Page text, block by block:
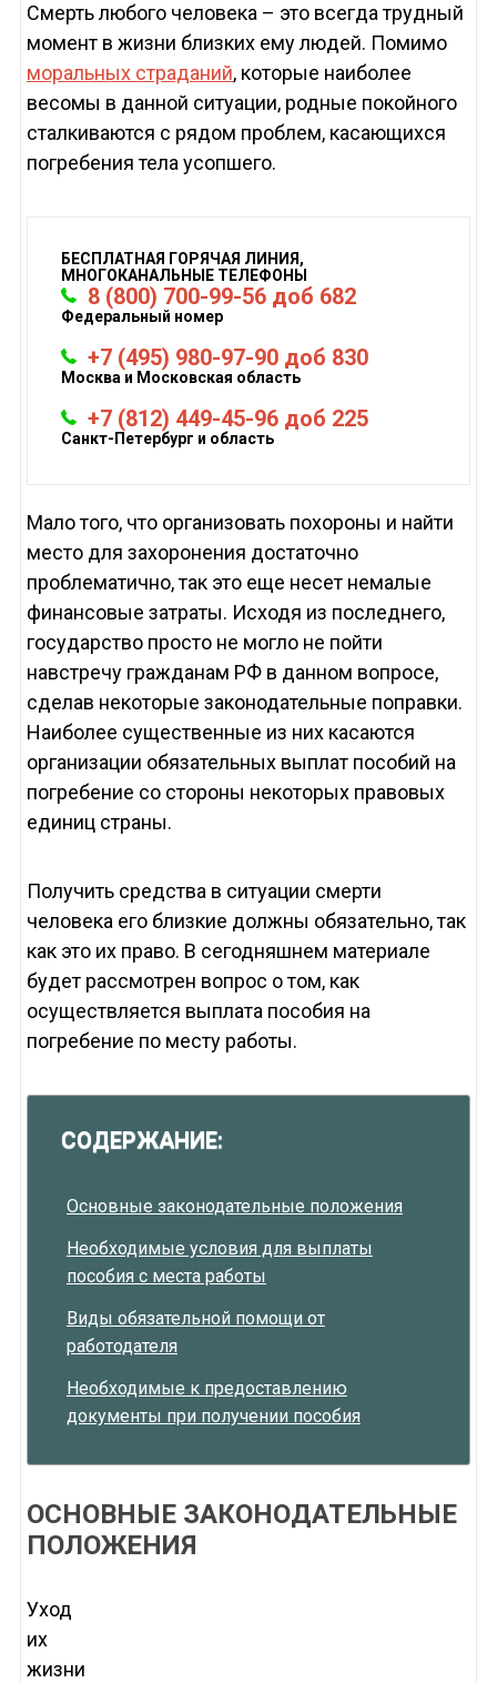
Смерть любого человека – это всегда трудный
момент в жизни близких ему людей. Помимо
моральных страданий, которые наиболее
весомы в данной ситуации, родные покойного
сталкиваются с рядом проблем, касающихся
погребения тела усопшего.
БЕСПЛАТНАЯ ГОРЯЧАЯ ЛИНИЯ,
МНОГОКАНАЛЬНЫЕ ТЕЛЕФОНЫ
8 (800) 700-99-56 доб 682
Федеральный номер
+7 (495) 980-97-90 доб 830
Москва и Московская область
+7 (812) 449-45-96 доб 225
Санкт-Петербург и область
Мало того, что организовать похороны и найти
место для захоронения достаточно
проблематично, так это еще несет немалые
финансовые затраты. Исходя из последнего,
государство просто не могло не пойти
навстречу гражданам РФ в данном вопросе,
сделав некоторые законодательные поправки.
Наиболее существенные из них касаются
организации обязательных выплат пособий на
погребение со стороны некоторых правовых
единиц страны.
Получить средства в ситуации смерти
человека его близкие должны обязательно, так
как это их право. В сегодняшнем материале
будет рассмотрен вопрос о том, как
осуществляется выплата пособия на
погребение по месту работы.
СОДЕРЖАНИЕ:
Основные законодательные положения
Необходимые условия для выплаты
пособия с места работы
Виды обязательной помощи от
работодателя
Необходимые к предоставлению
документы при получении пособия
ОСНОВНЫЕ ЗАКОНОДАТЕЛЬНЫЕ
ПОЛОЖЕНИЯ
Уход
их
жизни